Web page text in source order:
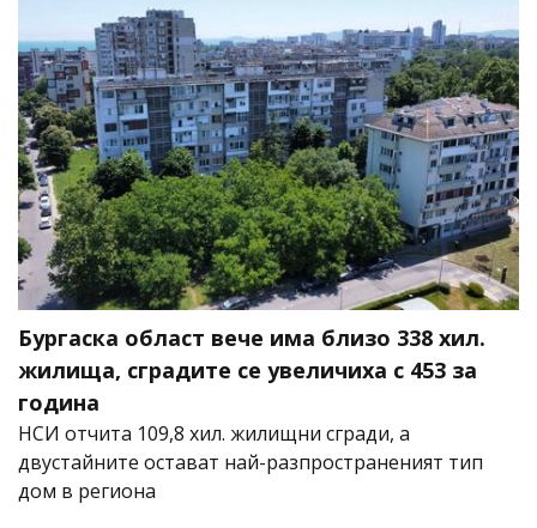
Бургаска област вече има близо 338 хил.
жилища, сградите се увеличиха с 453 за
година
НСИ отчита 109,8 хил. жилищни сгради, а
двустайните остават най-разпространеният тип
дом в региона